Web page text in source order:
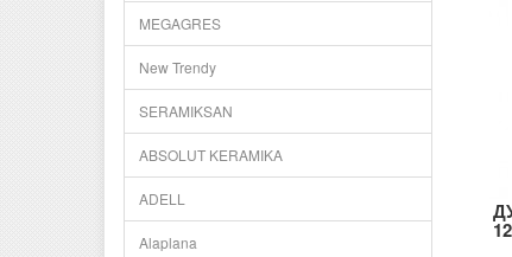
MEGAGRES
New Trendy
SERAMIKSAN
ABSOLUT KERAMIKA
ADELL
Alaplana